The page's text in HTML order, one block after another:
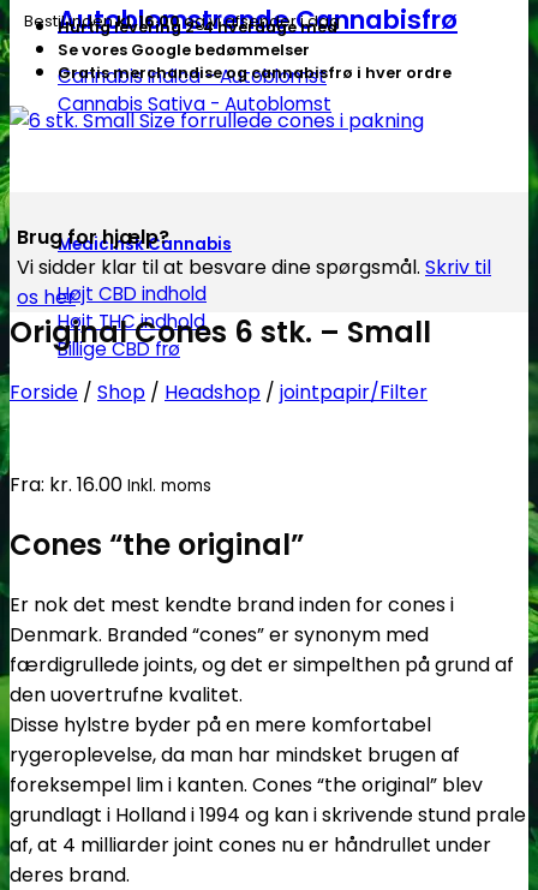
Autoblomstrende Cannabisfrø
Cannabis Indica - Autoblomst
Cannabis Sativa - Autoblomst
Medicinsk Cannabis
Højt CBD indhold
Højt THC indhold
Billige CBD frø
Bestil indenkl. 16.00og vi afsender i dag
Hurtig levering 2-4 hverdage med
Se vores Google bedømmelser
Gratis merchandise og cannabisfrø i hver ordre
Brug for hjælp?
Vi sidder klar til at besvare dine spørgsmål. Skriv til
os her
Original Cones 6 stk. – Small
Forside / Shop / Headshop / jointpapir/Filter
Fra: kr. 16.00 Inkl. moms
Cones “the original”
Er nok det mest kendte brand inden for cones i
Denmark. Branded “cones” er synonym med
færdigrullede joints, og det er simpelthen på grund af
den uovertrufne kvalitet.
Disse hylstre byder på en mere komfortabel
rygeroplevelse, da man har mindsket brugen af
foreksempel lim i kanten. Cones “the original” blev
grundlagt i Holland i 1994 og kan i skrivende stund prale
af, at 4 milliarder joint cones nu er håndrullet under
deres brand.